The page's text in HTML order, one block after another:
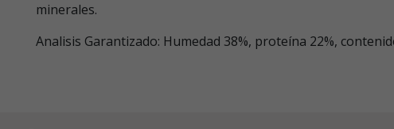
minerales.
Analisis Garantizado: Humedad 38%, proteína 22%,